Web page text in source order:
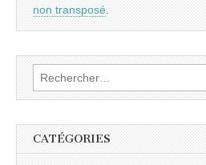
non transposé
Rechercher :
CATÉGORIES